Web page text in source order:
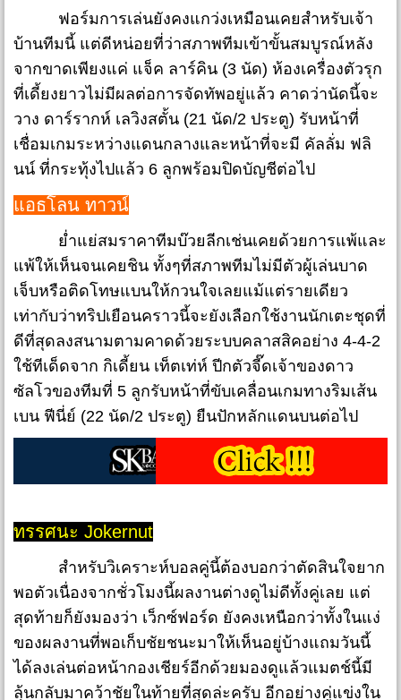
ฟอร์มการเล่นยังคงแกว่งเหมือนเคยสำหรับเจ้า
บ้านทีมนี้ แต่ดีหน่อยที่ว่าสภาพทีมเข้าขั้นสมบูรณ์หลัง
จากขาดเพียงแค่ แจ็ค ลาร์คิน (3 นัด) ห้องเครื่องตัวรุก
ที่เดี้ยงยาวไม่มีผลต่อการจัดทัพอยู่แล้ว คาดว่านัดนี้จะ
วาง ดาร์รากห์ เลวิงสตั้น (21 นัด/2 ประตู) รับหน้าที่
เชื่อมเกมระหว่างแดนกลางและหน้าที่จะมี คัลลั่ม ฟลิ
นน์ ที่กระทุ้งไปแล้ว 6 ลูกพร้อมปิดบัญชีต่อไป
แอธโลน ทาวน์
ย่ำแย่สมราคาทีมบ๊วยลีกเช่นเคยด้วยการแพ้และ
แพ้ให้เห็นจนเคยชิน ทั้งๆที่สภาพทีมไม่มีตัวผู้เล่นบาด
เจ็บหรือติดโทษแบนให้กวนใจเลยแม้แต่รายเดียว
เท่ากับว่าทริปเยือนคราวนี้จะยังเลือกใช้งานนักเตะชุดที่
ดีที่สุดลงสนามตามคาดด้วยระบบคลาสสิคอย่าง 4-4-2
ใช้ทีเด็ดจาก กิเดี้ยน เท็ตเท่ห์ ปีกตัวจี๊ดเจ้าของดาว
ซัลโวของทีมที่ 5 ลูกรับหน้าที่ขับเคลื่อนเกมทางริมเส้น
เบน ฟีนี่ย์ (22 นัด/2 ประตู) ยืนปักหลักแดนบนต่อไป
ทรรศนะ Jokernut
สำหรับวิเคราะห์บอลคู่นี้ต้องบอกว่าตัดสินใจยาก
พอตัวเนื่องจากชั่วโมงนี้ผลงานต่างดูไม่ดีทั้งคู่เลย แต่
สุดท้ายก็ยังมองว่า เว็กซ์ฟอร์ด ยังคงเหนือกว่าทั้งในแง่
ของผลงานที่พอเก็บชัยชนะมาให้เห็นอยู่บ้างแถมวันนี้
ได้ลงเล่นต่อหน้ากองเชียร์อีกด้วยมองดูแล้วแมตช์นี้มี
ลุ้นกลับมาคว้าชัยในท้ายที่สุดล่ะครับ อีกอย่างคู่แข่งใน